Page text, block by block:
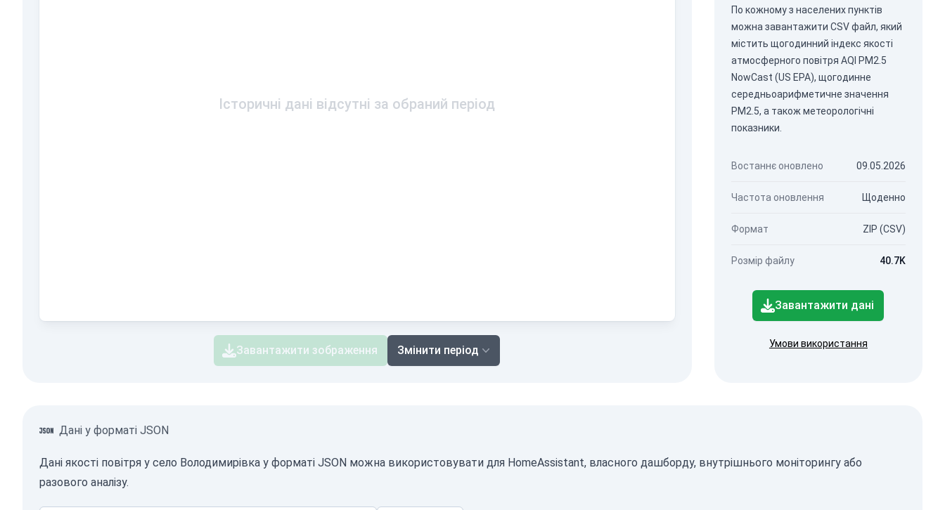
Історичні дані відсутні за обраний період
Завантажити зображення Змінити період
По кожному з населених пунктів
можна завантажити CSV файл, який
містить щогодинний індекс якості
атмосферного повітря AQI PM2.5
NowCast (US EPA), щогодинне
середньоарифметичне значення
PM2.5, а також метеорологічні
показники.
Востаннє оновлено 09.05.2026
Частота оновлення Щоденно
Формат ZIP (CSV)
Розмір файлу 40.7K
Завантажити дані
Умови використання
Дані у форматі JSON
Дані якості повітря у село Володимирівка у форматі JSON можна використовувати для HomeAssistant, власного дашборду, внутрішнього моніторингу або
разового аналізу.